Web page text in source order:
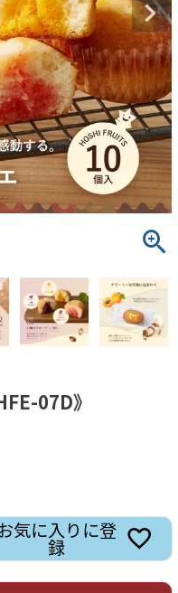
07D》
気に入りに登
録